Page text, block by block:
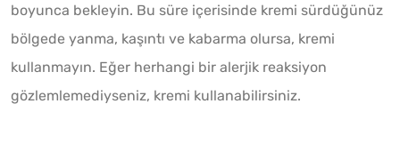
boyunca bekleyin. Bu süre içerisinde kremi sürdüğünüz
bölgede yanma, kaşıntı ve kabarma olursa, kremi
kullanmayın. Eğer herhangi bir alerjik reaksiyon
gözlemlemediyseniz, kremi kullanabilirsiniz.